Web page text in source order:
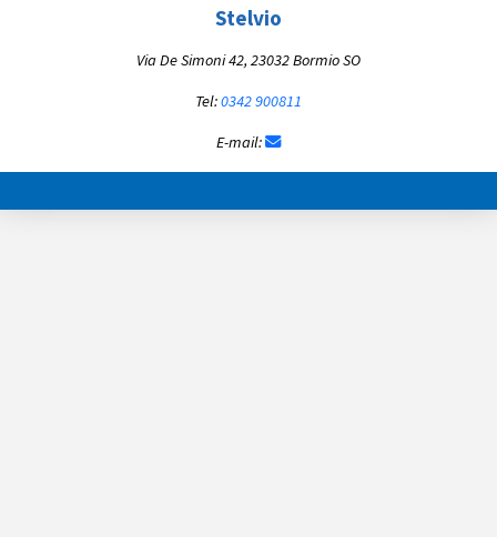
Stelvio
Via De Simoni 42, 23032 Bormio SO
Tel:0342 900811
E-mail: